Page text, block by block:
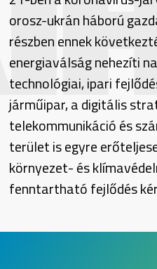
orosz-ukrán háború
részben ennek
energiaválság nehezíti
technológiai, ipari
járműipar, a digitális
telekommunikáció és
terület is egyre
környezet- és
fenntartható fejlődés